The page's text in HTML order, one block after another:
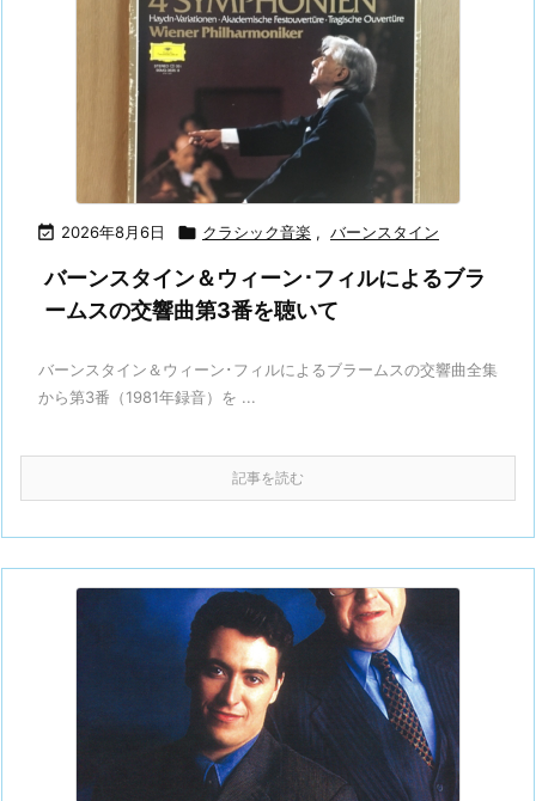
 2026年8月6日  クラシック音楽 , バーンスタイン
バーンスタイン＆ウィーン･フィルによるブラ
ームスの交響曲第3番を聴いて
バーンスタイン＆ウィーン･フィルによるブラームスの交響曲全集
から第3番（1981年録音）を ...
記事を読む